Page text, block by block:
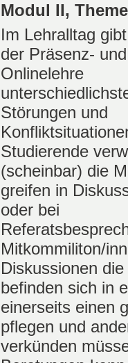
Modul II,
Im Lehralltag
der Präsenz- und
Onlinelehre
Störungen und
Studierende
(scheinbar) die
greifen in
oder bei
Mitkommiliton/
Diskussionen
befinden sich in
einerseits einen
pflegen und
verkünden